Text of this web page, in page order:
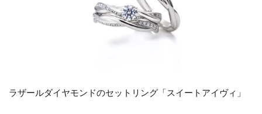
ラザールダイヤモンドのセットリング「スイートアイヴィ」